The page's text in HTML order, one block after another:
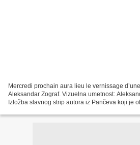
Mercredi prochain aura lieu le vernissage
Aleksandar Zograf. Vizuelna umetnost:
Izložba slavnog strip autora iz Pančeva koji je